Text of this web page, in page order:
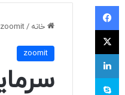
خانه /
zoomit
zoomit
فیسبوک